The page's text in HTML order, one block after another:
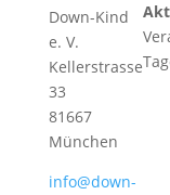
Down-Kind
e. V.
Kellerstrasse
33
81667
München
info@down-